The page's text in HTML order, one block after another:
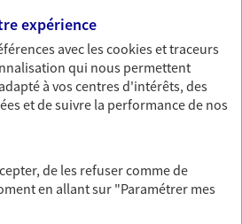
s'offrent à vous pour faire
Laquelle correspond à vos
les conseils d'un expert :
Faisons le point ensemble !
avenir
et sécurisez votre futur grâce à
Nous vous accompagnons
expérience
avec lescookies et traceurs
qui nous permettent
à vos centres d'intérêts, des
et de suivre la performance de nos
de les refuser comme de
en allant sur "Paramétrer mes